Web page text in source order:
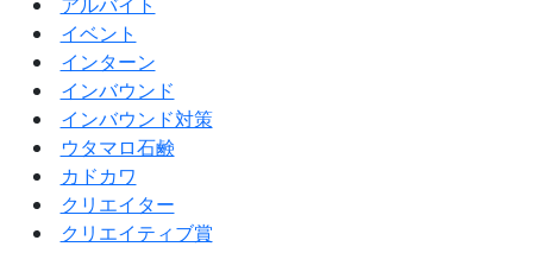
イベント
インターン
インバウンド
インバウンド対策
ウタマロ石鹸
カドカワ
クリエイター
クリエイティブ賞